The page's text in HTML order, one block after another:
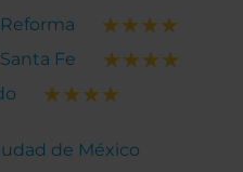
Fe
de México